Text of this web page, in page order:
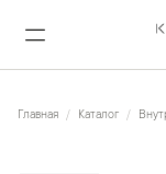
Главная Каталог